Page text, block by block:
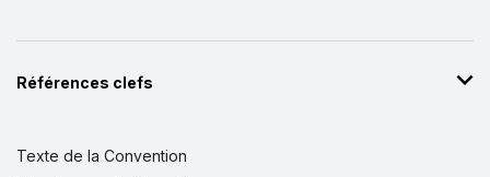
Références clefs
Texte de la Convention